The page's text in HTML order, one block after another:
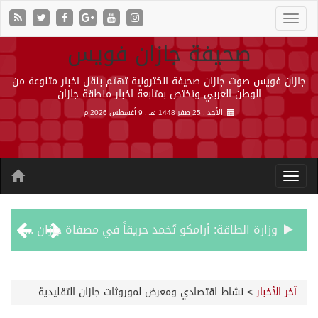
صحيفة جازان فويس
جازان فويس صوت جازان صحيفة الكترونية تهتم بنقل اخبار متنوعة من
الوطن العربي وتختص بمتابعة اخبار منطقة جازان
الأحد , 25 صفر 1448 هـ , 9 أغسطس 2026 م
وزارة الطاقة: أرامكو تُخمد حريقاً في مصفاة جازان دون إصابات
آخر الأخبار> نشاط اقتصادي ومعرض لموروثات جازان التقليدية